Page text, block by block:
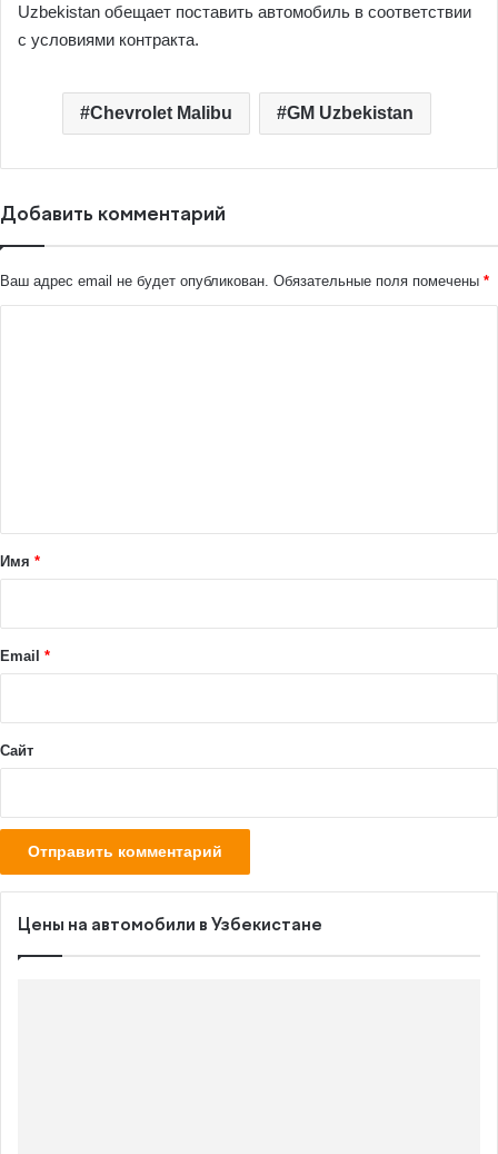
Uzbekistan обещает поставить автомобиль в соответствии
с условиями контракта.
Chevrolet Malibu GM Uzbekistan
Добавить комментарий
Ваш адрес email не будет опубликован. Обязательные поля помечены *
а
й
Имя *
Email *
Сайт
Цены на автомобили в Узбекистане